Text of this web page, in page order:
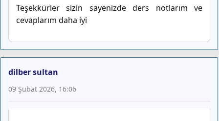
Teşekkürler sizin sayenizde ders notlarım ve
cevaplarım daha iyi
dilber sultan
09 Şubat 2026, 16:06